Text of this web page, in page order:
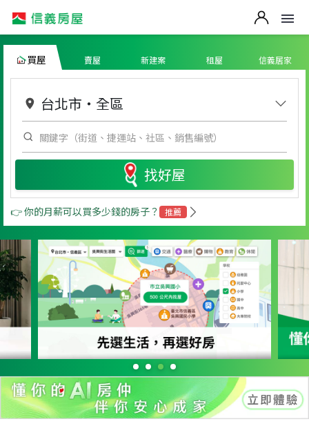
買屋 賣屋 新建案 租屋 信義居家
台北市 ・ 全區
找好屋
👉 你的月薪可以買多少錢的房子？ 推薦